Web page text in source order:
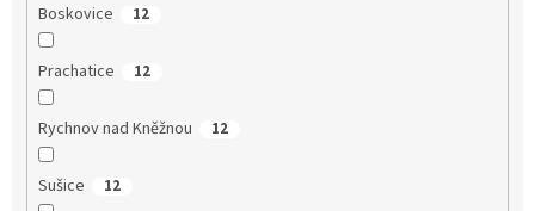
Boskovice 12
Prachatice 12
Rychnov nad Kněžnou 12
Sušice 12